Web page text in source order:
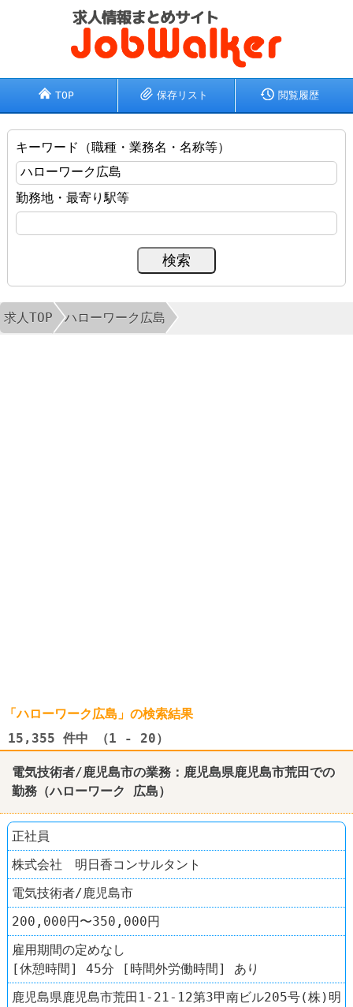
TOP 保存リスト 閲覧履歴
キーワード（職種・業務名・名称等）
勤務地・最寄り駅等
求人TOP ハローワーク広島
「ハローワーク広島」の検索結果
15,355 件中 （1 - 20）
電気技術者/鹿児島市の業務：鹿児島県鹿児島市荒田での
勤務（ハローワーク 広島）
正社員
株式会社 明日香コンサルタント
電気技術者/鹿児島市
200,000円〜350,000円
雇用期間の定めなし
[休憩時間] 45分 [時間外労働時間] あり
鹿児島県鹿児島市荒田1-21-12第3甲南ビル205号(株)明